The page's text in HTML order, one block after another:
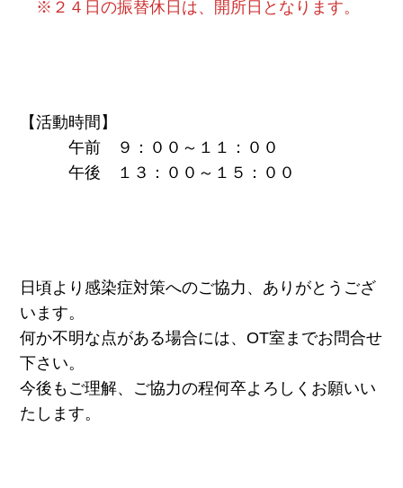
※２４日の振替休日は、開所日となります。
【活動時間】
午前 ９：００～１１：００
午後 １３：００～１５：００
日頃より感染症対策へのご協力、ありがとうござ
います。
何か不明な点がある場合には、OT室までお問合せ
下さい。
今後もご理解、ご協力の程何卒よろしくお願いい
たします。